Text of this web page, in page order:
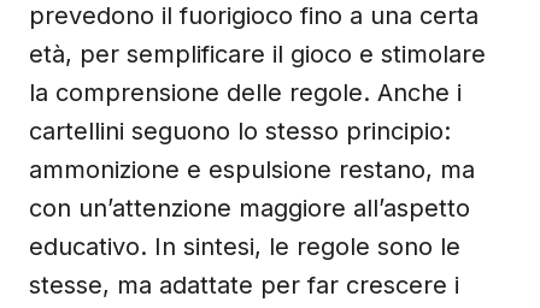
prevedono il fuorigioco fino a una certa
età, per semplificare il gioco e stimolare
la comprensione delle regole. Anche i
cartellini seguono lo stesso principio:
ammonizione e espulsione restano, ma
con un’attenzione maggiore all’aspetto
educativo. In sintesi, le regole sono le
stesse, ma adattate per far crescere i